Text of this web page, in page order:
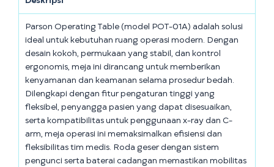
Parson Operating Table (model POT-01A) adalah solusi
ideal untuk kebutuhan ruang operasi modern. Dengan
desain kokoh, permukaan yang stabil, dan kontrol
ergonomis, meja ini dirancang untuk memberikan
kenyamanan dan keamanan selama prosedur bedah.
Dilengkapi dengan fitur pengaturan tinggi yang
fleksibel, penyangga pasien yang dapat disesuaikan,
serta kompatibilitas untuk penggunaan x-ray dan C-
arm, meja operasi ini memaksimalkan efisiensi dan
fleksibilitas tim medis. Roda geser dengan sistem
pengunci serta baterai cadangan memastikan mobilitas